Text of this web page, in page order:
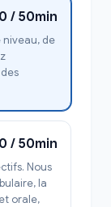
/ 50min
niveau, de
/ 50min
Nous
la
orale,